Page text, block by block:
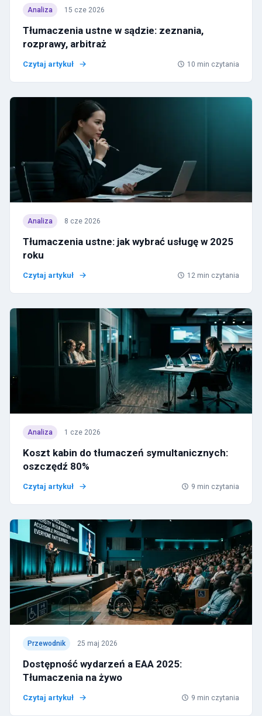
Analiza 15 cze 2026
Tłumaczenia ustne w sądzie: zeznania,
rozprawy, arbitraż
Czytaj artykuł 10 min czytania
Analiza 8 cze 2026
Tłumaczenia ustne: jak wybrać usługę w 2025
roku
Czytaj artykuł 12 min czytania
Analiza 1 cze 2026
Koszt kabin do tłumaczeń symultanicznych:
oszczędź 80%
Czytaj artykuł 9 min czytania
Przewodnik 25 maj 2026
Dostępność wydarzeń a EAA 2025:
Tłumaczenia na żywo
Czytaj artykuł 9 min czytania